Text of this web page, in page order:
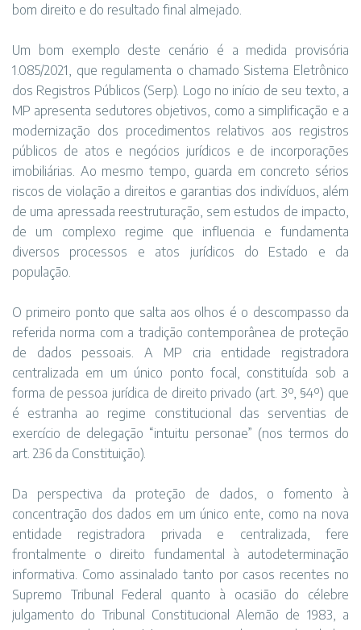
bom direito e do resultado final almejado.
Um bom exemplo deste cenário é a medida provisória
1.085/2021, que regulamenta o chamado Sistema Eletrônico
dos Registros Públicos (Serp). Logo no início de seu texto, a
MP apresenta sedutores objetivos, como a simplificação e a
modernização dos procedimentos relativos aos registros
públicos de atos e negócios jurídicos e de incorporações
imobiliárias. Ao mesmo tempo, guarda em concreto sérios
riscos de violação a direitos e garantias dos indivíduos, além
de uma apressada reestruturação, sem estudos de impacto,
de um complexo regime que influencia e fundamenta
diversos processos e atos jurídicos do Estado e da
população.
O primeiro ponto que salta aos olhos é o descompasso da
referida norma com a tradição contemporânea de proteção
de dados pessoais. A MP cria entidade registradora
centralizada em um único ponto focal, constituída sob a
forma de pessoa jurídica de direito privado (art. 3º, §4º) que
é estranha ao regime constitucional das serventias de
exercício de delegação “intuitu personae” (nos termos do
art. 236 da Constituição).
Da perspectiva da proteção de dados, o fomento à
concentração dos dados em um único ente, como na nova
entidade registradora privada e centralizada, fere
frontalmente o direito fundamental à autodeterminação
informativa. Como assinalado tanto por casos recentes no
Supremo Tribunal Federal quanto à ocasião do célebre
julgamento do Tribunal Constitucional Alemão de 1983, a